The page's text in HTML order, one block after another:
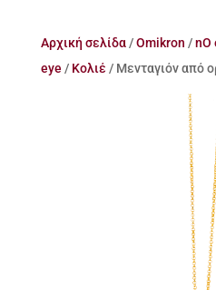
Αρχική σελίδα/Omikron /nO
eye / Κολιέ / Μενταγιόν από